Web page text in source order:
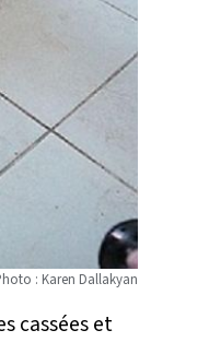
: Karen Dallakyan
cassées et